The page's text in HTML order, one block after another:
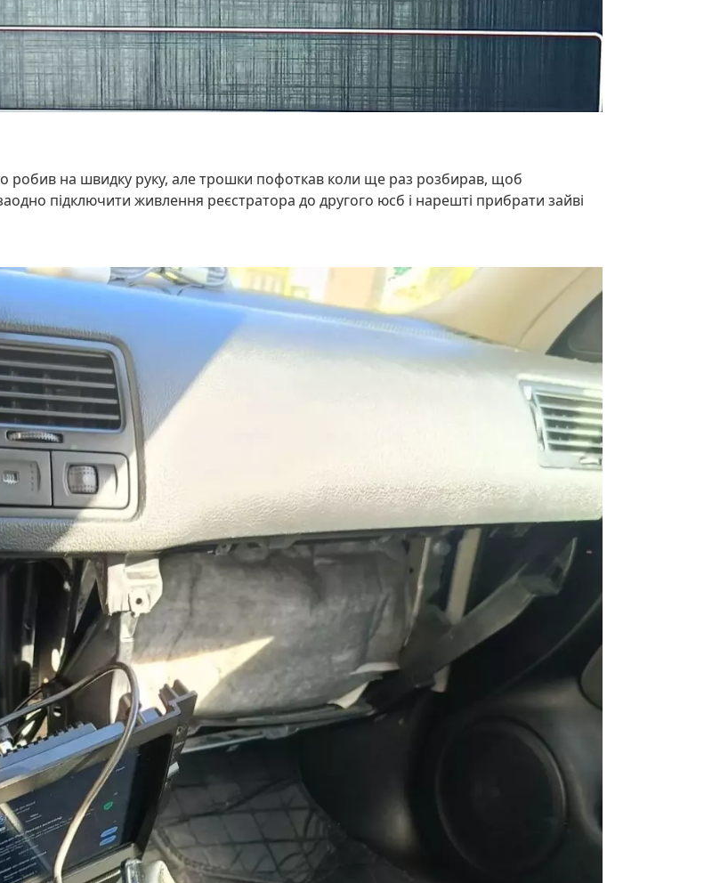
робив на швидку руку, але трошки пофоткав коли ще раз розбирав, щоб
підключити живлення реєстратора до другого юсб і нарешті прибрати зайві